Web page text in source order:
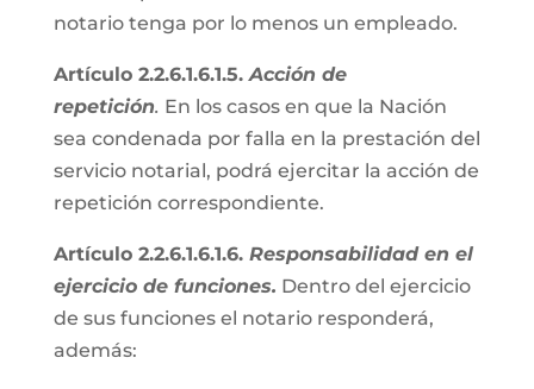
notario tenga por lo menos un empleado.
Artículo 2.2.6.1.6.1.5.Acción de
repetición. En los casos en que la Nación
sea condenada por falla en la prestación del
servicio notarial, podrá ejercitar la acción de
repetición correspondiente.
Artículo 2.2.6.1.6.1.6. Responsabilidad en el
ejercicio de funciones. Dentro del ejercicio
de sus funciones el notario responderá,
además: